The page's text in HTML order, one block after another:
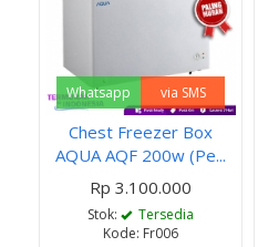
Whatsapp via SMS
Chest Freezer Box
AQUA AQF 200w (Pe...
Rp 3.100.000
Stok:
Tersedia
Kode: Fr006